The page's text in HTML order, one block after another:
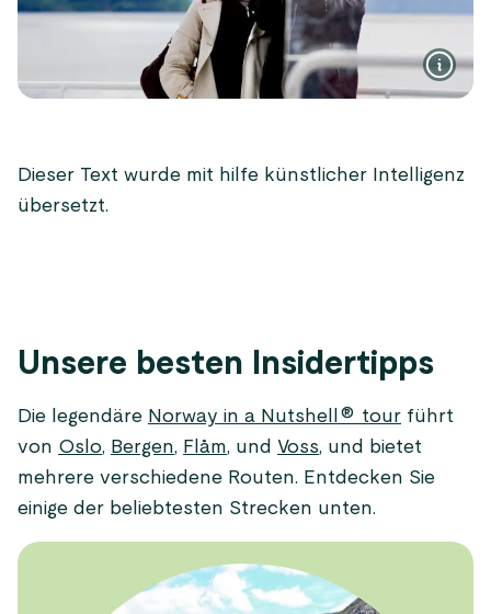
Dieser Text wurde mit hilfe künstlicher Intelligenz
übersetzt.
Unsere besten Insidertipps
Die legendäre Norway in a Nutshell® tour führt
von Oslo, Bergen, Flåm, und Voss, und bietet
mehrere verschiedene Routen. Entdecken Sie
einige der beliebtesten Strecken unten.